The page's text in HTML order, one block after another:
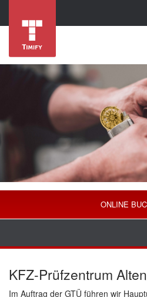
ONLINE
KFZ-Prüfzentrum
Im Auftrag der GTÜ führen wir